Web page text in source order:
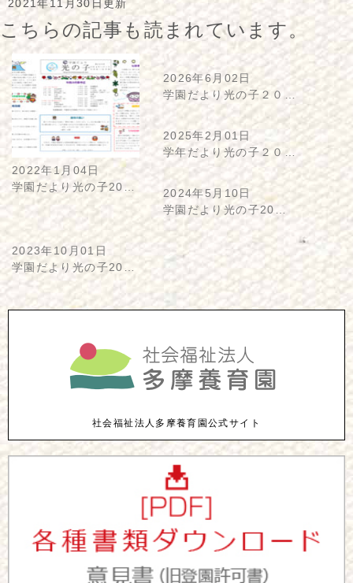
2021年11月30日更新
こちらの記事も読まれています。
2022年1月04日
学園だより光の子20…
2026年6月02日
学園だより光の子２０…
2025年2月01日
学年だより光の子２０…
2024年5月10日
学園だより光の子20…
2023年10月01日
学園だより光の子20…
社会福祉法人多摩養育園公式サイト